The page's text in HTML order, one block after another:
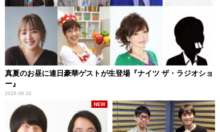
真夏のお昼に連日豪華ゲストが生登場『ナイツ ザ・ラジオショ
ー』
2026.08.10
NEW